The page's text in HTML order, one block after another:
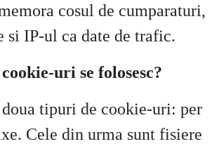
cosul de cumparaturi,
si IP-ul ca date de trafic.
uri se folosesc?
doua tipuri de cookie-uri: per
Cele din urma sunt fisiere